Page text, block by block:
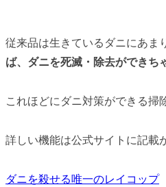
従来品は生きているダニにあま
ば、ダニを死滅・除去ができち
これほどにダニ対策ができる掃
詳しい機能は公式サイトに記載
ダニを殺せる唯一のレイコップ